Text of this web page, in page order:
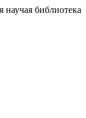
научая библиотека